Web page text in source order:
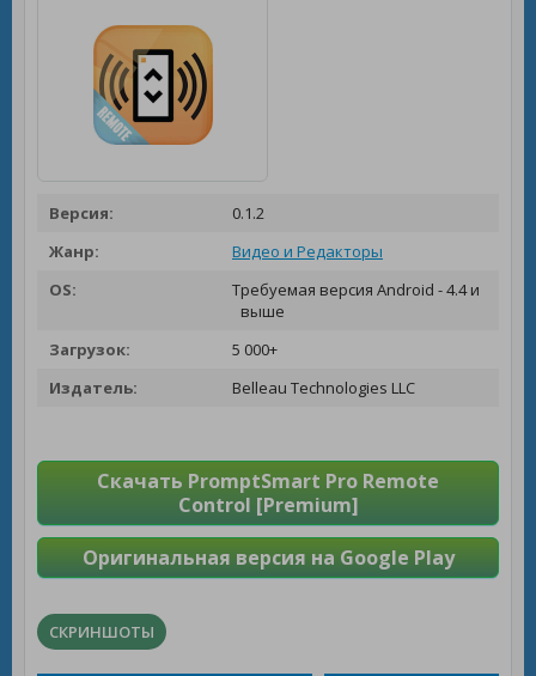
Версия:
0.1.2
Жанр:
Видео и Редакторы
OS:
Требуемая версия Android - 4.4 и
выше
Загрузок:
5 000+
Издатель:
Belleau Technologies LLC
Скачать PromptSmart Pro Remote
Control [Premium]
Оригинальная версия на Google Play
СКРИНШОТЫ